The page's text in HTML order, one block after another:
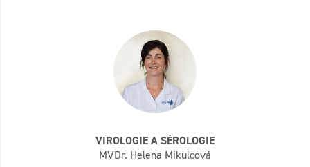
VIROLOGIE A SÉROLOGIE
MVDr. Helena Mikulcová